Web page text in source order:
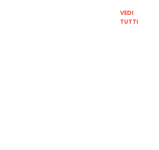
VEDI
TUTTI